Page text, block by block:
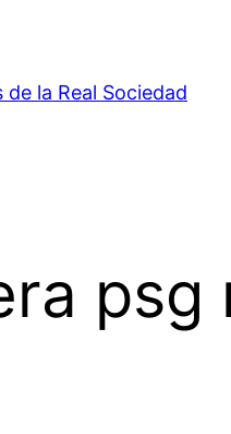
la Real Sociedad
psg